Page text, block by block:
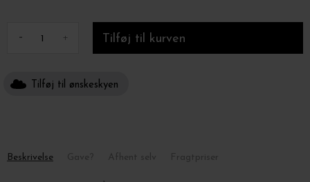
- +
Tilføj til ønskeskyen
Beskrivelse